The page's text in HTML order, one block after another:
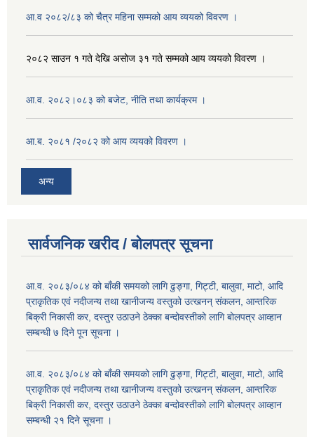
आ.व २०८२/८३ को चैत्र महिना सम्मको आय व्ययको विवरण ।
२०८२ साउन १ गते देखि असोज ३१ गते सम्मको आय व्ययको विवरण ।
आ.व. २०८२।०८३ को बजेट, नीति तथा कार्यक्रम ।
आ.ब. २०८१ /२०८२ को आय व्ययको विवरण ।
अन्य
सार्वजनिक खरीद / बोलपत्र सूचना
आ.व. २०८३/०८४ को बाँकी समयको लागि ढुङ्गा, गिट्टी, बालुवा, माटो, आदि
प्राकृतिक एवं नदीजन्य तथा खानीजन्य वस्तुको उत्खनन् संकलन, आन्तरिक
बिक्री निकासी कर, दस्तुर उठाउने ठेक्का बन्दोवस्तीको लागि बोलपत्र आव्हान
सम्बन्धी ७ दिने पून सूचना ।
आ.व. २०८३/०८४ को बाँकी समयको लागि ढुङ्गा, गिट्टी, बालुवा, माटो, आदि
प्राकृतिक एवं नदीजन्य तथा खानीजन्य वस्तुको उत्खनन् संकलन, आन्तरिक
बिक्री निकासी कर, दस्तुर उठाउने ठेक्का बन्दोवस्तीको लागि बोलपत्र आव्हान
सम्बन्धी २१ दिने सूचना ।